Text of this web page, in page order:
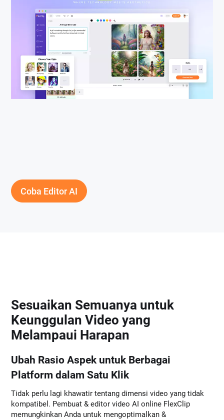
Coba Editor AI
Sesuaikan Semuanya untuk
Keunggulan Video yang
Melampaui Harapan
Ubah Rasio Aspek untuk Berbagai
Platform dalam Satu Klik
Tidak perlu lagi khawatir tentang dimensi video yang tidak
kompatibel. Pembuat & editor video AI online FlexClip
memungkinkan Anda untuk mengoptimalkan &